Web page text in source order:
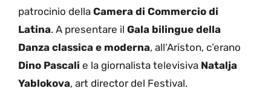
patrocinio della Camera di Commercio di
Latina. A presentare il Gala bilingue della
Danza classica e moderna, all’Ariston, c’erano
Dino Pascali e la giornalista televisiva Natalja
Yablokova, art director del Festival.